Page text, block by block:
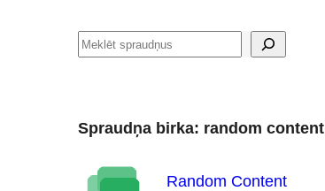
Meklēt
Spraudņa birka: random content
Random Content